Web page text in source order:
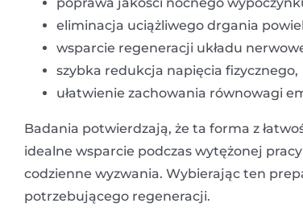
eliminacja uciążliwego drgania
wsparcie regeneracji układu
szybka redukcja napięcia fizycznego,
ułatwienie zachowania równowagi
Badania potwierdzają, że ta forma z
idealne wsparcie podczas wytężonej
codzienne wyzwania. Wybierając ten
potrzebującego regeneracji.